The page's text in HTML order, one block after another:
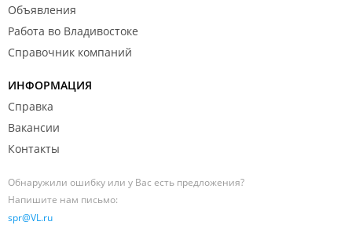
Объявления
Работа во Владивостоке
Справочник компаний
ИНФОРМАЦИЯ
Справка
Вакансии
Контакты
Обнаружили ошибку или у Вас есть предложения?
Напишите нам письмо:
spr@VL.ru